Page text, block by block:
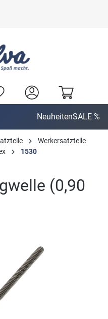
NeuheitenSALE %
Werkersatzteile
1530
(0,90